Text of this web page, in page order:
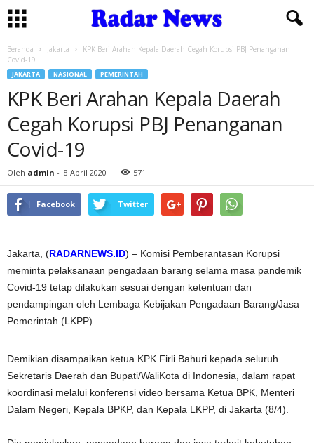
Beranda Jakarta
KPK Beri Arahan Kepala Daerah Cegah Korupsi PBJ Penanganan
Covid-19
JAKARTA NASIONAL PEMERINTAH
KPK Beri Arahan Kepala Daerah
Cegah Korupsi PBJ Penanganan
Covid-19
Oleh admin - 8 April 2020 571
Facebook Twitter
Jakarta, (RADARNEWS.ID) – Komisi Pemberantasan Korupsi
meminta pelaksanaan pengadaan barang selama masa pandemik
Covid-19 tetap dilakukan sesuai dengan ketentuan dan
pendampingan oleh Lembaga Kebijakan Pengadaan Barang/Jasa
Pemerintah (LKPP).
Demikian disampaikan ketua KPK Firli Bahuri kepada seluruh
Sekretaris Daerah dan Bupati/WaliKota di Indonesia, dalam rapat
koordinasi melalui konferensi video bersama Ketua BPK, Menteri
Dalam Negeri, Kepala BPKP, dan Kepala LKPP, di Jakarta (8/4).